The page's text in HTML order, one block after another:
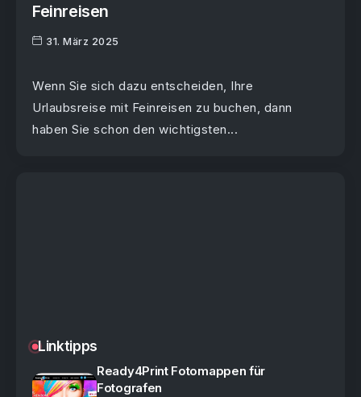
Feinreisen
31. März 2025
Wenn Sie sich dazu entscheiden, Ihre
Urlaubsreise mit Feinreisen zu buchen, dann
haben Sie schon den wichtigsten...
Linktipps
Ready4Print Fotomappen für
Fotografen